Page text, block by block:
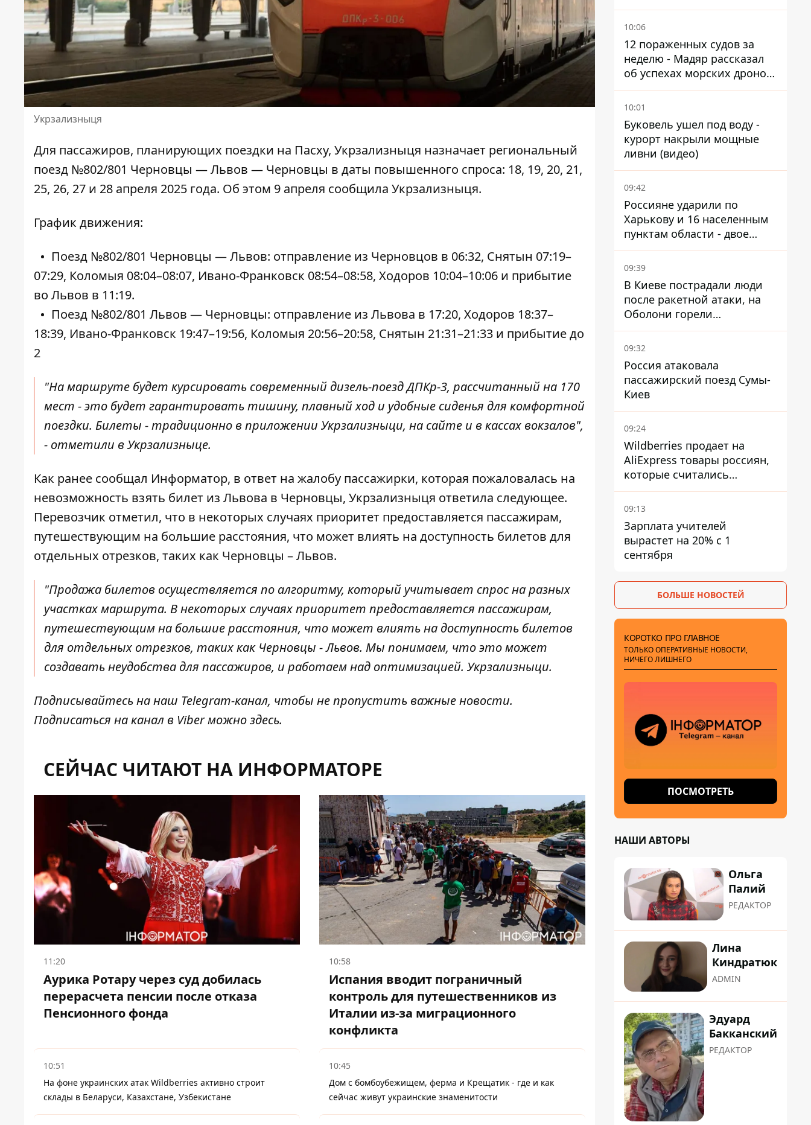
Укрзализныця
Для пассажиров, планирующих поездки на Пасху, Укрзализныця назначает региональный
поезд №802/801 Черновцы — Львов — Черновцы в даты повышенного спроса: 18, 19, 20, 21,
25, 26, 27 и 28 апреля 2025 года. Об этом 9 апреля сообщила Укрзализныця.
График движения:
Поезд №802/801 Черновцы — Львов: отправление из Черновцов в 06:32, Снятын 07:19–
07:29, Коломыя 08:04–08:07, Ивано-Франковск 08:54–08:58, Ходоров 10:04–10:06 и прибытие
во Львов в 11:19.
Поезд №802/801 Львов — Черновцы: отправление из Львова в 17:20, Ходоров 18:37–
18:39, Ивано-Франковск 19:47–19:56, Коломыя 20:56–20:58, Снятын 21:31–21:33 и прибытие до
2
"На маршруте будет курсировать современный дизель-поезд ДПКр-3, рассчитанный на 170
мест - это будет гарантировать тишину, плавный ход и удобные сиденья для комфортной
поездки. Билеты - традиционно в приложении Укрзализныци, на сайте и в кассах вокзалов",
- отметили в Укрзализныце.
Как ранее сообщал Информатор, в ответ на жалобу пассажирки, которая пожаловалась на
невозможность взять билет из Львова в Черновцы, Укрзализныця ответила следующее.
Перевозчик отметил, что в некоторых случаях приоритет предоставляется пассажирам,
путешествующим на большие расстояния, что может влиять на доступность билетов для
отдельных отрезков, таких как Черновцы – Львов.
"Продажа билетов осуществляется по алгоритму, который учитывает спрос на разных
участках маршрута. В некоторых случаях приоритет предоставляется пассажирам,
путешествующим на большие расстояния, что может влиять на доступность билетов
для отдельных отрезков, таких как Черновцы - Львов. Мы понимаем, что это может
создавать неудобства для пассажиров, и работаем над оптимизацией. Укрзализныци.
Подписывайтесь на наш Telegram-канал, чтобы не пропустить важные новости.
Подписаться на канал в Viber можноздесь.
СЕЙЧАС ЧИТАЮТ НА ИНФОРМАТОРЕ
11:20
Аурика Ротару через суд добилась
перерасчета пенсии после отказа
Пенсионного фонда
10:58
Испания вводит пограничный
контроль для путешественников из
Италии из-за миграционного
конфликта
10:51
На фоне украинских атак Wildberries активно строит
склады в Беларуси, Казахстане, Узбекистане
10:45
Дом с бомбоубежищем, ферма и Крещатик - где и как
сейчас живут украинские знаменитости
Мариуполь, а местных
оставляют без жилья
10:06
12 пораженных судов за
неделю - Мадяр рассказал
об успехах морских дронов
в Черном и Азовском морях
10:01
Буковель ушел под воду -
курорт накрыли мощные
ливни (видео)
09:42
Россияне ударили по
Харькову и 16 населенным
пунктам области - двое
погибших
09:39
В Киеве пострадали люди
после ракетной атаки, на
Оболони горели
резервуары с топливом
09:32
Россия атаковала
пассажирский поезд Сумы-
Киев
09:24
Wildberries продает на
AliExpress товары россиян,
которые считались
уничтоженными на складах
09:13
Зарплата учителей
вырастет на 20% с 1
сентября
БОЛЬШЕ НОВОСТЕЙ
КОРОТКО ПРО ГЛАВНОЕ
ТОЛЬКО ОПЕРАТИВНЫЕ НОВОСТИ,
НИЧЕГО ЛИШНЕГО
ПОСМОТРЕТЬ
НАШИ АВТОРЫ
Ольга
Палий
РЕДАКТОР
Лина
Киндратюк
ADMIN
Эдуард
Бакканский
РЕДАКТОР